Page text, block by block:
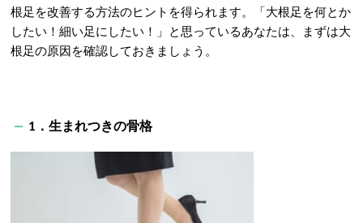
根足を改善する方法のヒントを得られます。「大根足を何とか
したい！細い足にしたい！」と思っているあなたは、まずは大
根足の原因を確認しておきましょう。
1．生まれつきの骨格